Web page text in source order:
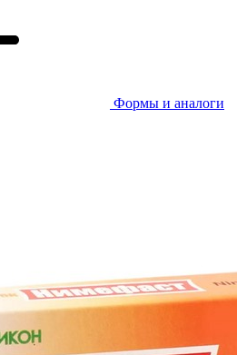
Формы и аналоги